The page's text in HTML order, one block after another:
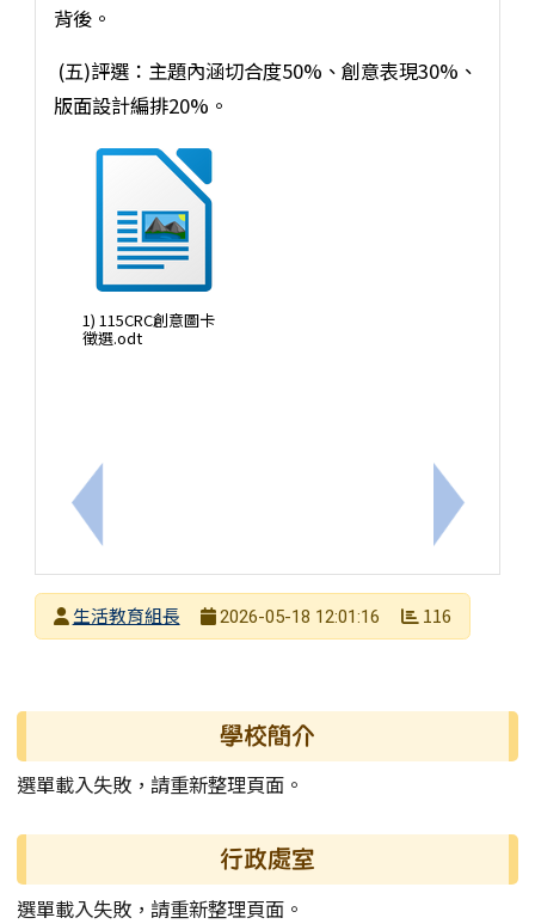
上一筆：【轉知訊息】宏達文教基⾦會辦理「品格實
背後。
(五)評選：主題內涵切合度50%、創意表現30%、
版面設計編排20%。
1) 115CRC創意圖卡
徵選.odt
下一筆：
發布者生活教育組長
2026-05-18 12:01:16 116
左邊區域內容 學校簡介
選單載入失敗，請重新整理頁面。
行政處室
選單載入失敗，請重新整理頁面。